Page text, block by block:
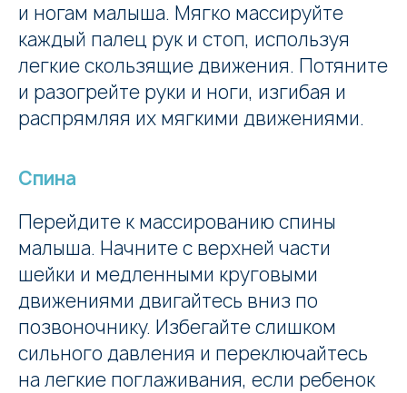
и ногам малыша. Мягко массируйте
каждый палец рук и стоп, используя
легкие скользящие движения. Потяните
и разогрейте руки и ноги, изгибая и
распрямляя их мягкими движениями.
Спина
Перейдите к массированию спины
малыша. Начните с верхней части
шейки и медленными круговыми
движениями двигайтесь вниз по
позвоночнику. Избегайте слишком
сильного давления и переключайтесь
на легкие поглаживания, если ребенок